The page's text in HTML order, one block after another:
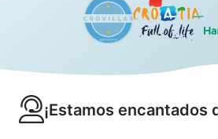
¡Estamos encantados